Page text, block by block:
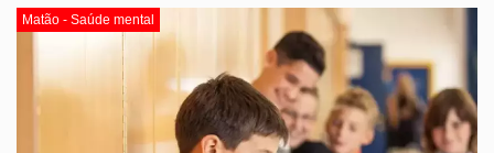
Matão - Saúde mental